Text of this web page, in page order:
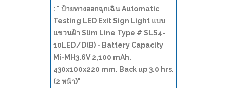
: " ป้ายทางออกฉุกเฉิน Automatic
Testing LED Exit Sign Light แบบ
แขวนฝ้า Slim Line Type # SLS4-
10LED/D(B) - Battery Capacity
Mi-MH3.6V 2,100 mAh.
430x100x220 mm. Back up 3.0 hrs.
(2 หน้า)"